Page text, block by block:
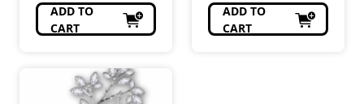
ADD TO
CART
ADD TO
CART